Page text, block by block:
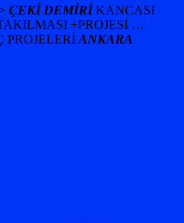
ÇEKİ DEMİRİKANCASI
+PROJESİ …
ANKARA